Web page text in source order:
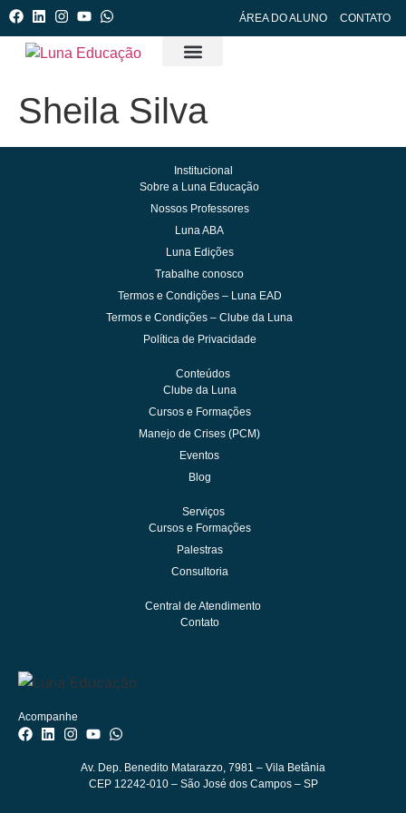
ÁREA DO ALUNO CONTATO
Sheila Silva
Institucional
Sobre a Luna Educação
Nossos Professores
Luna ABA
Luna Edições
Trabalhe conosco
Termos e Condições – Luna EAD
Termos e Condições – Clube da Luna
Política de Privacidade
Conteúdos
Clube da Luna
Cursos e Formações
Manejo de Crises (PCM)
Eventos
Blog
Serviços
Cursos e Formações
Palestras
Consultoria
Central de Atendimento
Contato
Acompanhe
Av. Dep. Benedito Matarazzo, 7981 – Vila Betânia
CEP 12242-010 – São José dos Campos – SP